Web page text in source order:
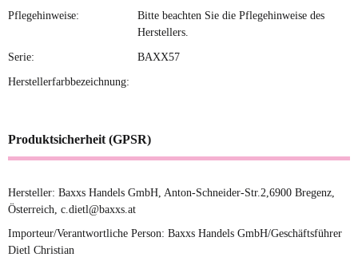
Pflegehinweise:
Bitte beachten Sie die Pflegehinweise des
Herstellers.
Serie: BAXX57
Herstellerfarbbezeichnung:
Produktsicherheit (GPSR)
Hersteller: Baxxs Handels GmbH, Anton-Schneider-Str.2,6900 Bregenz,
Österreich, c.dietl@baxxs.at
Importeur/Verantwortliche Person: Baxxs Handels GmbH/Geschäftsführer
Dietl Christian